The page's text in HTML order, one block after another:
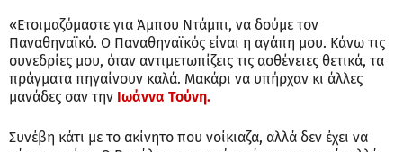
«Ετοιμαζόμαστε για Άμπου Ντάμπι, να δούμε τον
Παναθηναϊκό. Ο Παναθηναϊκός είναι η αγάπη μου. Κάνω τις
συνεδρίες μου, όταν αντιμετωπίζεις τις ασθένειες θετικά, τα
πράγματα πηγαίνουν καλά. Μακάρι να υπήρχαν κι άλλες
μανάδες σαν την Ιωάννα Τούνη.
Συνέβη κάτι με το ακίνητο που νοίκιαζα, αλλά δεν έχει να